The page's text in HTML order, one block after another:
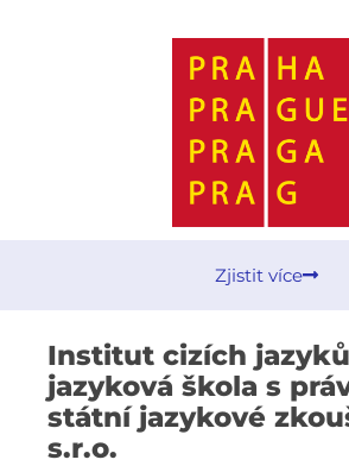
Zjistit více
Institut cizích
jazyková škola s
státní jazykové
s.r.o.